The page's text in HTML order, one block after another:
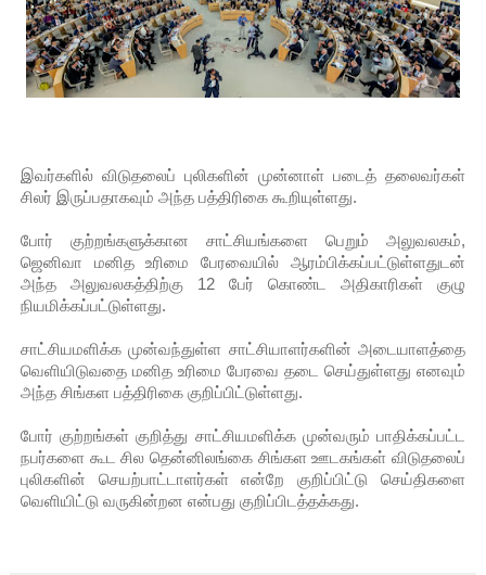
இளையராஜா – கமல் அவசர சந்திப்பு (படங்கள், விடியோ)
ஜனாதிபதி ஐக்கிய நாடுகளின் பொதுச் சபை கூட்டத்தில் இன்று
வலிமை தான் அஜித் திரைப்பயணத்திலே அதிக காலெக்ஷன் செய்த
இவர்களில் விடுதலைப் புலிகளின் முன்னாள் படைத் தலைவர்கள்
சிலர் இருப்பதாகவும் அந்த பத்திரிகை கூறியுள்ளது.
போர் குற்றங்களுக்கான சாட்சியங்களை பெறும் அலுவலகம்,
ஜெனிவா மனித உரிமை பேரவையில் ஆரம்பிக்கப்பட்டுள்ளதுடன்
அந்த அலுவலகத்திற்கு 12 பேர் கொண்ட அதிகாரிகள் குழு
நியமிக்கப்பட்டுள்ளது.
சாட்சியமளிக்க முன்வந்துள்ள சாட்சியாளர்களின் அடையாளத்தை
வெளியிடுவதை மனித உரிமை பேரவை தடை செய்துள்ளது எனவும்
அந்த சிங்கள பத்திரிகை குறிப்பிட்டுள்ளது.
போர் குற்றங்கள் குறித்து சாட்சியமளிக்க முன்வரும் பாதிக்கப்பட்ட
நபர்களை கூட சில தென்னிலங்கை சிங்கள ஊடகங்கள் விடுதலைப்
புலிகளின் செயற்பாட்டாளர்கள் என்றே குறிப்பிட்டு செய்திகளை
வெளியிட்டு வருகின்றன என்பது குறிப்பிடத்தக்கது.